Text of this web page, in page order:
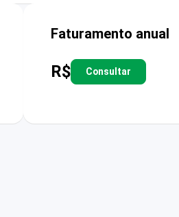
Faturamento anual
R$ Consultar